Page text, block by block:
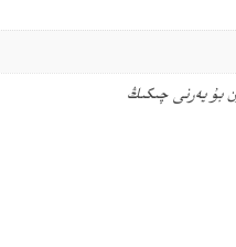
بۇ يەرنى چىكىڭ